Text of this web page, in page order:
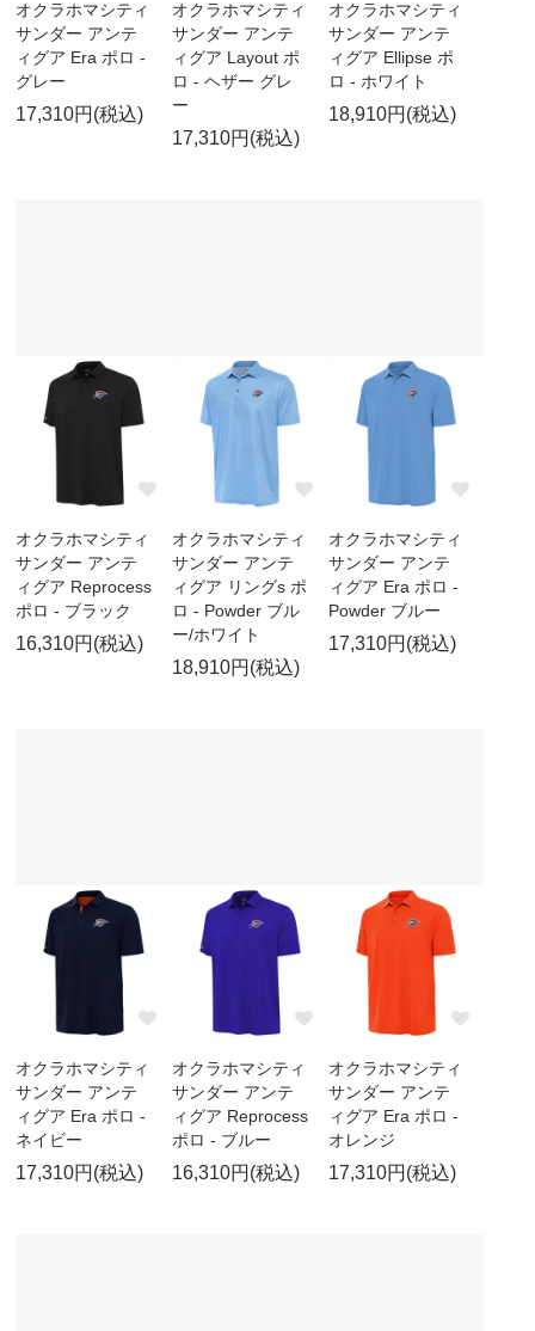
オクラホマシティ
サンダー アンテ
ィグア Era ポロ -
グレー
17,310円(税込)
オクラホマシティ
サンダー アンテ
ィグア Layout ポ
ロ - ヘザー グレ
ー
17,310円(税込)
オクラホマシティ
サンダー アンテ
ィグア Ellipse ポ
ロ - ホワイト
18,910円(税込)
オクラホマシティ
サンダー アンテ
ィグア Reprocess
ポロ - ブラック
16,310円(税込)
オクラホマシティ
サンダー アンテ
ィグア リングs ポ
ロ - Powder ブル
ー/ホワイト
18,910円(税込)
オクラホマシティ
サンダー アンテ
ィグア Era ポロ -
Powder ブルー
17,310円(税込)
オクラホマシティ
サンダー アンテ
ィグア Era ポロ -
ネイビー
17,310円(税込)
オクラホマシティ
サンダー アンテ
ィグア Reprocess
ポロ - ブルー
16,310円(税込)
オクラホマシティ
サンダー アンテ
ィグア Era ポロ -
オレンジ
17,310円(税込)